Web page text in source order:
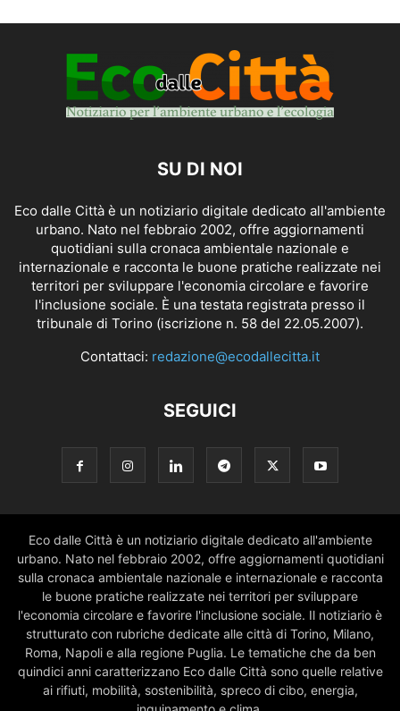
SU DI NOI
Eco dalle Città è un notiziario digitale dedicato all'ambiente
urbano. Nato nel febbraio 2002, offre aggiornamenti
quotidiani sulla cronaca ambientale nazionale e
internazionale e racconta le buone pratiche realizzate nei
territori per sviluppare l'economia circolare e favorire
l'inclusione sociale. È una testata registrata presso il
tribunale di Torino (iscrizione n. 58 del 22.05.2007).
Contattaci: redazione@ecodallecitta.it
SEGUICI
Eco dalle Città è un notiziario digitale dedicato all'ambiente
urbano. Nato nel febbraio 2002, offre aggiornamenti quotidiani
sulla cronaca ambientale nazionale e internazionale e racconta
le buone pratiche realizzate nei territori per sviluppare
l'economia circolare e favorire l'inclusione sociale. Il notiziario è
strutturato con rubriche dedicate alle città di Torino, Milano,
Roma, Napoli e alla regione Puglia. Le tematiche che da ben
quindici anni caratterizzano Eco dalle Città sono quelle relative
ai rifiuti, mobilità, sostenibilità, spreco di cibo, energia,